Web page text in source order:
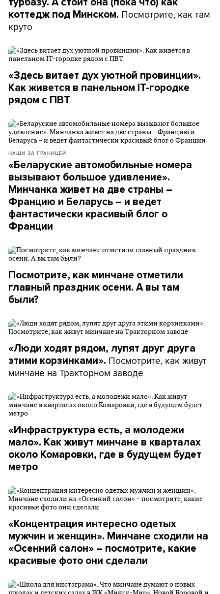
коттедж под Минском. Посмотрите, как там
круто
«Здесь витает дух уютной провинции».
Как живется в панельном IT-городке
рядом с ПВТ
НАШИ ЗА ГРАНИЦЕЙ
«Беларуские автомобильные номера
вызывают большое удивление».
Минчанка живет на две страны –
Францию и Беларусь – и ведет
фантастически красивый блог о
Франции
Посмотрите, как минчане отметили
главный праздник осени. А вы там
были?
«Люди ходят рядом, лупят друг друга
этими корзинками». Посмотрите, как живут
минчане на Тракторном заводе
«Инфраструктура есть, а молодежи
мало». Как живут минчане в кварталах
около Комаровки, где в будущем будет
метро
«Концентрация интересно одетых
мужчин и женщин». Минчане сходили на
«Осенний салон» – посмотрите, какие
красивые фото они сделали